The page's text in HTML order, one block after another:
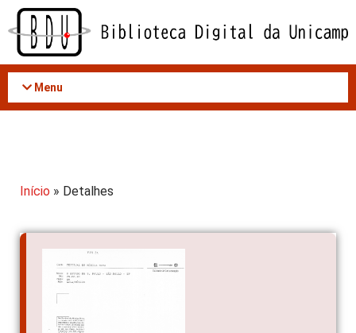
Acessar
conteúdo
Menu
Início » Detalhes